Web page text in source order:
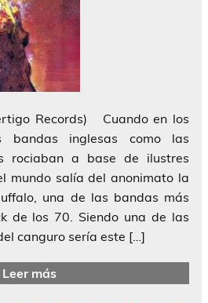
Records) Cuando en los
inglesas como las
rociaban a base de ilustres
mundo salía del anonimato la
una de las bandas más
de los 70. Siendo una de las
canguro sería este […]
Leer más